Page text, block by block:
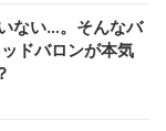
ない…。そんなバ
ドバロンが本気